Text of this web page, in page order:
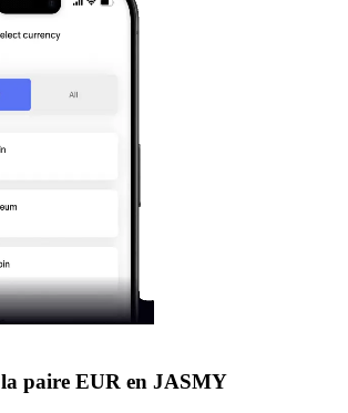
la paire EUR en JASMY